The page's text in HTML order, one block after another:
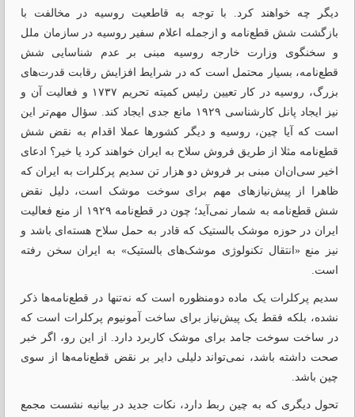
دیگر چه خواهند کرد. با توجه به قاطعیت روسیه در مخالفت با
بازگشت شش قطع‌نامه و ازجمله اعلام سفیر روسیه در سازمان ملل
و سخنگوی وزارت خارجه روسیه مبنی بر عدم شناسایی شش
قطع‌نامه، بسیار محتمل است که در شرایط افزایش رقابت قدرت‌های
بزرگ، روسیه در کار تعیین رئیس کمیته تحریم ۱۷۳۷ و فعالیت آن و
نیز ایجاد پانل کارشناسی ۱۹۲۹ مانع جدی ایجاد کند. سؤال مهم‌تر این
است که آیا چین، روسیه و دیگر کشورها عملا اقدام به نقض شش
قطع‌نامه مثلا از طریق فروش سلاح به ایران خواهند کرد یا خیر؟ ادعای
اخیر سی‌ان‌ان مبنی بر فروش دو هزار تن سدیم پرکلرات به ایران که
ظاهرا از پیش‌نیازهای مهم برای سوخت موشک است، دلیل نقض
شش قطع‌نامه به شمار نمی‌آید؛ چون در قطع‌نامه ۱۹۲۹ از منع فعالیت
ایران در حوزه موشک بالستیک که قادر به حمل سلاح هسته‌ای باشد و
نیز منع «انتقال تکنولوژی موشک‌های بالستیک» به ایران سخن رفته
است.
سدیم پرکلرات یک ماده دو‌منظوره است که نه‌تنها در قطع‌نامه‌ها ذکر
نشده، بلکه فقط یک پیش‌نیاز برای ساخت آمونیوم پرکلرات است که
در ساخت سوخت جامد برای موشک کاربرد دارد. از این‌ رو، اگر خبر
صحت داشته باشد، نمی‌تواند دلیلی دایر بر نقض قطع‌نامه‌ها از سوی
چین باشد.
تحول دیگری که به چین ربط دارد، نکات جدید در بیانیه نشست مجمع